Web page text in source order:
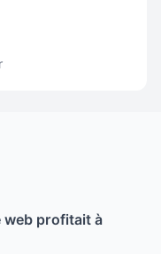
web profitait à